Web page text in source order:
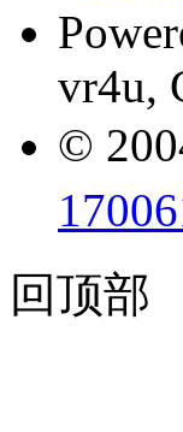
vr4u,
©
回顶部